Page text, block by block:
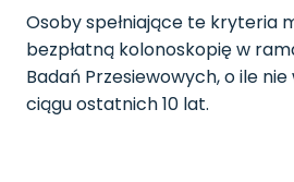
Osoby spełniające te kryteria
bezpłatną kolonoskopię w
Badań Przesiewowych, o ile nie
ciągu ostatnich 10 lat.